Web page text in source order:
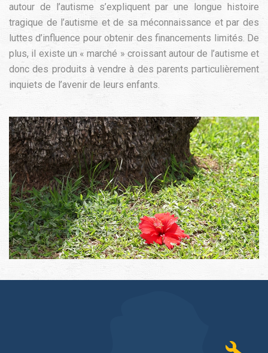
autour de l’autisme s’expliquent par une longue histoire
tragique de l’autisme et de sa méconnaissance et par des
luttes d’influence pour obtenir des financements limités. De
plus, il existe un « marché » croissant autour de l’autisme et
donc des produits à vendre à des parents particulièrement
inquiets de l’avenir de leurs enfants.